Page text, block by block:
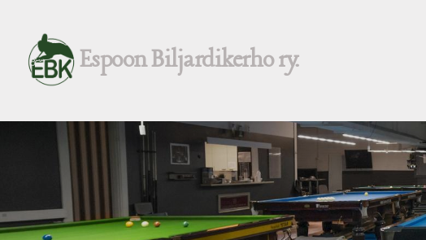
sivun
sisältöön
Espoon Biljardikerho ry.